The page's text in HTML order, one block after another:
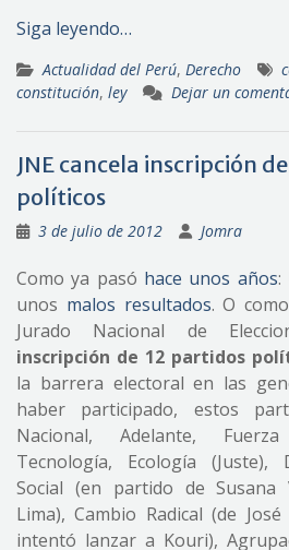
Siga leyendo…
Actualidad del Perú, Derecho
constitución, ley Dejar un
JNE cancela inscripción
políticos
3 de julio de 2012 Jomra
Como ya pasó hace unos años:
unos malos resultados. O
Jurado Nacional de
inscripción de 12 partidos
la barrera electoral en las
haber participado, estos
Nacional, Adelante,
Tecnología, Ecología (Juste),
Social (en partido de Susana
Lima), Cambio Radical (de
intentó lanzar a Kouri),